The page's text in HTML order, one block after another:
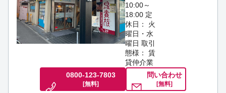
10:00～
18:00 定
休日： 火
曜日・水
曜日取引
態様： 賃
貸仲介業
0800-123-7803
[無料]
問い合わせ
[無料]